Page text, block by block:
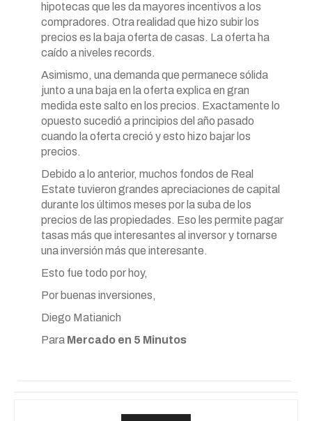
hipotecas que les da mayores incentivos a los
compradores. Otra realidad que hizo subir los
precios es la baja oferta de casas. La oferta ha
caído a niveles records.
Asimismo, una demanda que permanece sólida
junto a una baja en la oferta explica en gran
medida este salto en los precios. Exactamente lo
opuesto sucedió a principios del año pasado
cuando la oferta creció y esto hizo bajar los
precios.
Debido a lo anterior, muchos fondos de Real
Estate tuvieron grandes apreciaciones de capital
durante los últimos meses por la suba de los
precios de las propiedades. Eso les permite pagar
tasas más que interesantes al inversor y tornarse
una inversión más que interesante.
Esto fue todo por hoy,
Por buenas inversiones,
Diego Matianich
Para Mercado en 5 Minutos